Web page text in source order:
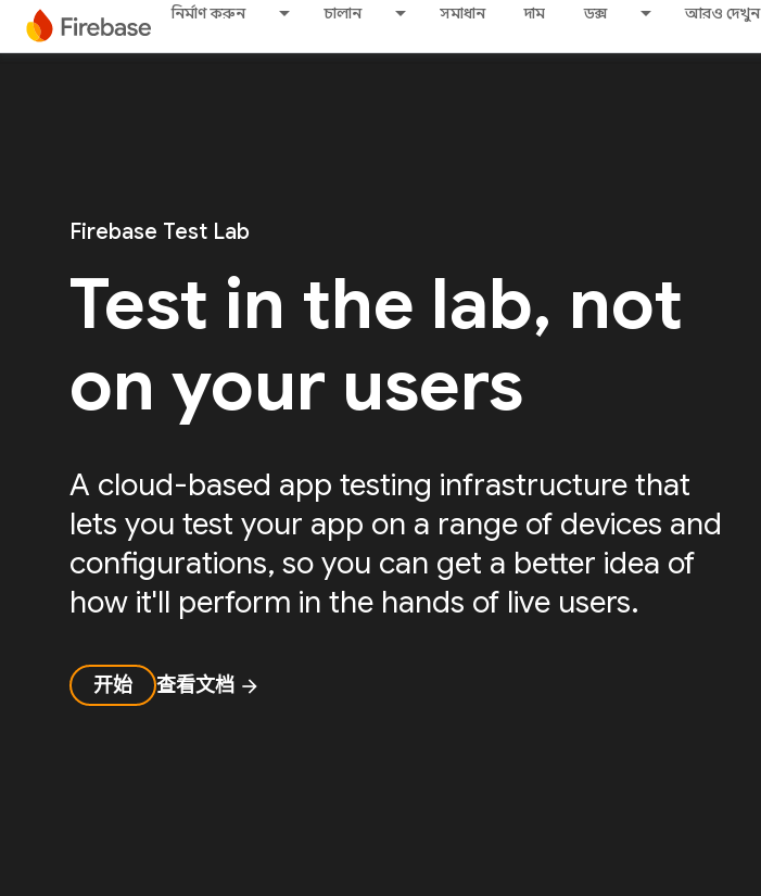
নির্মাণ করুন চালান সমাধান দাম ডক্স আরও দেখুন
Firebase Test Lab
Test in the lab, not
on your users
A cloud-based app testing infrastructure that
lets you test your app on a range of devices and
configurations, so you can get a better idea of
how it'll perform in the hands of live users.
开始 查看文档 arrow_forward